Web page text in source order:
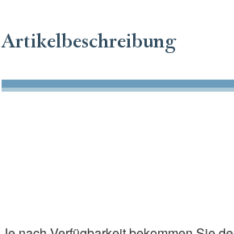
Artikelbeschreibung